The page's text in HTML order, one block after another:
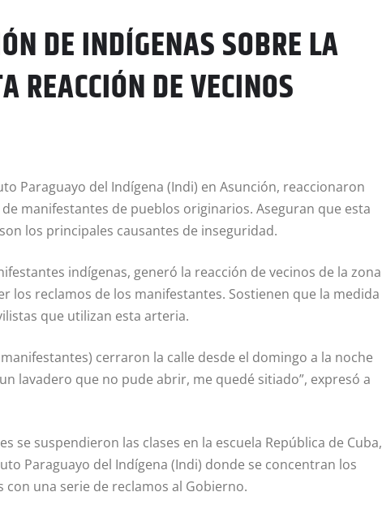
DE INDÍGENAS SOBRE LA
REACCIÓN DE VECINOS
Paraguayo del Indígena (Indi) en Asunción, reaccionaron
manifestantes de pueblos originarios. Aseguran que esta
los principales causantes de inseguridad.
indígenas, generó la reacción de vecinos de la zona
los reclamos de los manifestantes. Sostienen que la medida
que utilizan esta arteria.
cerraron la calle desde el domingo a la noche
lavadero que no pude abrir, me quedé sitiado”, expresó a
se suspendieron las clases en la escuela República de Cuba,
Paraguayo del Indígena (Indi) donde se concentran los
una serie de reclamos al Gobierno.